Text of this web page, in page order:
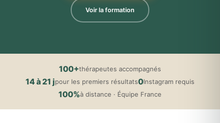
Voir la formation
100+thérapeutes accompagnés
14 à 21 jpour les premiers résultats0Instagram requis
100%à distance · Équipe France